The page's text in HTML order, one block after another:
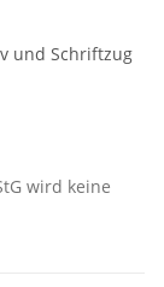
und Schriftzug
wird keine